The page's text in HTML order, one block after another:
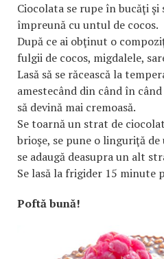
Ciocolata se rupe în bucăţi
împreună cu untul de cocos.
După ce ai obţinut o
fulgii de cocos, migdalele,
Lasă să se răcească la
amestecând din când în
să devină mai cremoasă.
Se toarnă un strat de
brioşe, se pune o linguriţă
se adaugă deasupra un alt
Se lasă la frigider 15 minute
Poftă bună!